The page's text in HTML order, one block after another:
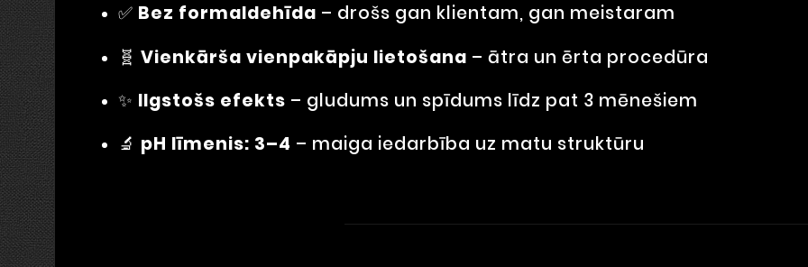
✅ Bez formaldehīda – drošs gan klientam, gan meistaram
🧬 Vienkārša vienpakāpju lietošana – ātra un ērta procedūra
✨ Ilgstošs efekts – gludums un spīdums līdz pat 3 mēnešiem
🔬 pH līmenis: 3–4 – maiga iedarbība uz matu struktūru